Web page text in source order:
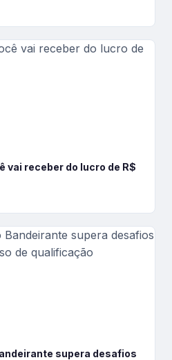
vai receber do lucro de R$
supera desafios